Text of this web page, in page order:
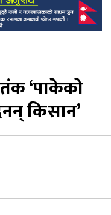
‘पाकेको
किसान’